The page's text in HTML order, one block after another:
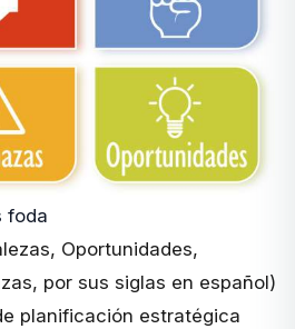
foda
Oportunidades,
por sus siglas en español)
planificación estratégica